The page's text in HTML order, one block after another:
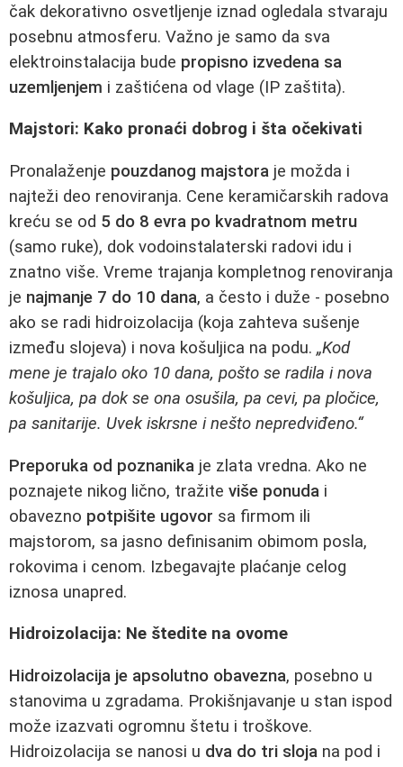
čak dekorativno osvetljenje iznad ogledala stvaraju
posebnu atmosferu. Važno je samo da sva
elektroinstalacija bude propisno izvedena sa
uzemljenjem i zaštićena od vlage (IP zaštita).
Majstori: Kako pronaći dobrog i šta očekivati
Pronalaženje pouzdanog majstora je možda i
najteži deo renoviranja. Cene keramičarskih radova
kreću se od 5 do 8 evra po kvadratnom metru
(samo ruke), dok vodoinstalaterski radovi idu i
znatno više. Vreme trajanja kompletnog renoviranja
je najmanje 7 do 10 dana, a često i duže - posebno
ako se radi hidroizolacija (koja zahteva sušenje
između slojeva) i nova košuljica na podu. „Kod
mene je trajalo oko 10 dana, pošto se radila i nova
košuljica, pa dok se ona osušila, pa cevi, pa pločice,
pa sanitarije. Uvek iskrsne i nešto nepredviđeno.“
Preporuka od poznanika je zlata vredna. Ako ne
poznajete nikog lično, tražite više ponuda i
obavezno potpišite ugovor sa firmom ili
majstorom, sa jasno definisanim obimom posla,
rokovima i cenom. Izbegavajte plaćanje celog
iznosa unapred.
Hidroizolacija: Ne štedite na ovome
Hidroizolacija je apsolutno obavezna, posebno u
stanovima u zgradama. Prokišnjavanje u stan ispod
može izazvati ogromnu štetu i troškove.
Hidroizolacija se nanosi u dva do tri sloja na pod i